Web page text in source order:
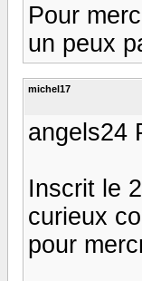
Pour
un peux
michel17
angels24
Inscrit le
curieux
pour